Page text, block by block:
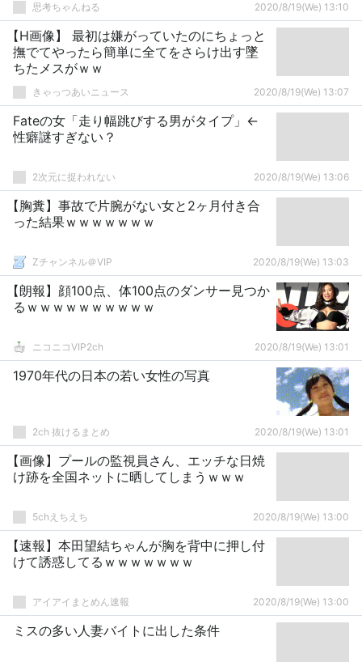
思考ちゃんねる 2020/8/19(We) 13:10
【H画像】 最初は嫌がっていたのにちょっと
撫でてやったら簡単に全てをさらけ出す墜
ちたメスがｗｗ
きゃっつあいニュース 2020/8/19(We) 13:07
Fateの女「走り幅跳びする男がタイプ」←
性癖謎すぎない？
2次元に捉われない 2020/8/19(We) 13:06
【胸糞】事故で片腕がない女と2ヶ月付き合
った結果ｗｗｗｗｗｗｗ
Zチャンネル＠VIP 2020/8/19(We) 13:03
【朗報】顔100点、体100点のダンサー見つか
るｗｗｗｗｗｗｗｗｗｗ
ニコニコVIP2ch 2020/8/19(We) 13:01
1970年代の日本の若い女性の写真
2ch 抜けるまとめ 2020/8/19(We) 13:01
【画像】プールの監視員さん、エッチな日焼
け跡を全国ネットに晒してしまうｗｗｗ
5chえちえち 2020/8/19(We) 13:00
【速報】本田望結ちゃんが胸を背中に押し付
けて誘惑してるｗｗｗｗｗｗｗ
アイアイまとめん速報 2020/8/19(We) 13:00
ミスの多い人妻バイトに出した条件